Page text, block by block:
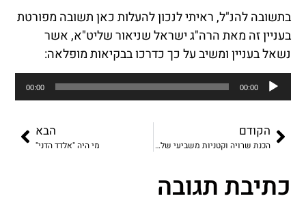
בתשובה להנ"ל, ראיתי לנכון להעלות כאן תשובה מפורטת
בעניין זה מאת הרה"ג ישראל שניאור שליט"א, אשר
נשאל בעניין ומשיב על כך כדרכו בבקיאות מופלאה:
אודיו
00:00
00:00
הקודם
הכנת שרויה וקטניות משביעי של פסח לשבת
הבא
מי היה "אלדד הדני"
כתיבת תגובה